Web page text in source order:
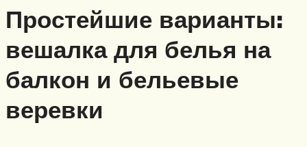
Простейшие варианты:
вешалка для белья на
балкон и бельевые
веревки